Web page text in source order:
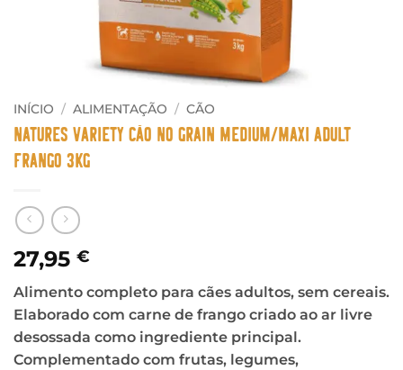
INÍCIO / ALIMENTAÇÃO / CÃO
Natures Variety Cão No Grain Medium/Maxi Adult
Frango 3Kg
27,95 €
Alimento completo para cães adultos, sem cereais.
Elaborado com carne de frango criado ao ar livre
desossada como ingrediente principal.
Complementado com frutas, legumes,